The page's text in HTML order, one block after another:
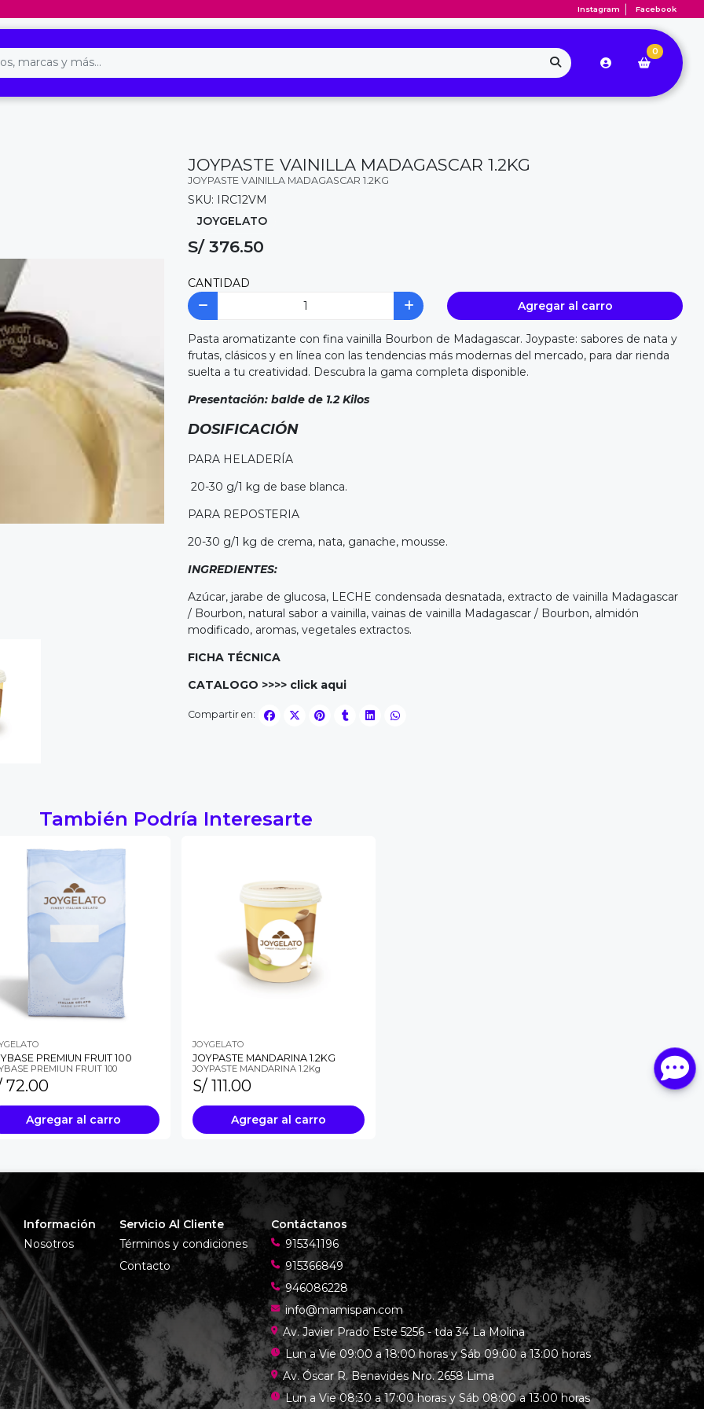
Instagram Facebook
0
JOYPASTE VAINILLA MADAGASCAR 1.2KG
JOYPASTE VAINILLA MADAGASCAR 1.2KG
SKU: IRC12VM
JOYGELATO
S/ 376.50
CANTIDAD
Agregar al carro
Pasta aromatizante con fina vainilla Bourbon de Madagascar. Joypaste: sabores de nata y
frutas, clásicos y en línea con las tendencias más modernas del mercado, para dar rienda
suelta a tu creatividad. Descubra la gama completa disponible.
Presentación: balde de 1.2 Kilos
DOSIFICACIÓN
PARA HELADERÍA
20-30 g/1 kg de base blanca.
PARA REPOSTERIA
20-30 g/1 kg de crema, nata, ganache, mousse.
INGREDIENTES:
Azúcar, jarabe de glucosa, LECHE condensada desnatada, extracto de vainilla Madagascar
/ Bourbon, natural sabor a vainilla, vainas de vainilla Madagascar / Bourbon, almidón
modificado, aromas, vegetales extractos.
FICHA TÉCNICA
CATALOGO >>>> click aqui
Compartir en:
También Podría Interesarte
PREMIUN FRUIT 100
PREMIUN FRUIT 100
72.00
Agregar al carro
JOYGELATO
JOYPASTE MANDARINA 1.2KG
JOYPASTE MANDARINA 1.2Kg
S/ 111.00
Agregar al carro
Información
Nosotros
Servicio Al Cliente
Términos y condiciones
Contacto
Contáctanos
915341196
915366849
946086228
info@mamispan.com
Av. Javier Prado Este 5256 - tda 34 La Molina
Lun a Vie 09:00 a 18:00 horas y Sáb 09:00 a 13:00 horas
Av. Óscar R. Benavides Nro. 2658 Lima
Lun a Vie 08:30 a 17:00 horas y Sáb 08:00 a 13:00 horas